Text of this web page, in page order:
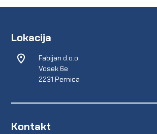
Lokacija
Fabijan d.o.o.
Vosek 6e
2231 Pernica
Kontakt